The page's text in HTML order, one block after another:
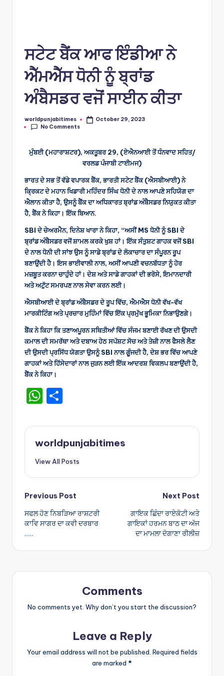
ਸਟੇਟ ਬੈਂਕ ਆਫ ਇੰਡੀਆ ਨੇ
ਐੱਮਐੱਸ ਧੋਨੀ ਨੂੰ ਬ੍ਰਾਂਡ
ਅੰਬੈਸਡਰ ਵਜੋਂ ਸਾਈਨ ਕੀਤਾ
Posted
by
worldpunjabitimes
October 29, 2023
No Comments
ਮੁੰਬਈ (ਮਹਾਰਾਸ਼ਟਰ), ਅਕਤੂਬਰ 29, (ਏਐਨਆਈ ਤੋਂ ਧੰਨਵਾਦ ਸਹਿਤ/
ਵਰਲਡ ਪੰਜਾਬੀ ਟਾਈਮਜ)
ਭਾਰਤ ਦੇ ਸਭ ਤੋਂ ਵੱਡੇ ਵਪਾਰਕ ਬੈਂਕ, ਭਾਰਤੀ ਸਟੇਟ ਬੈਂਕ (ਐਸਬੀਆਈ) ਨੇ
ਕ੍ਰਿਕਟ ਦੇ ਮਹਾਨ ਖਿਡਾਰੀ ਮਹਿੰਦਰ ਸਿੰਘ ਧੋਨੀ ਦੇ ਨਾਲ ਆਪਣੇ ਸਹਿਯੋਗ ਦਾ
ਐਲਾਨ ਕੀਤਾ ਹੈ, ਉਸਨੂੰ ਬੈਂਕ ਦਾ ਅਧਿਕਾਰਤ ਬ੍ਰਾਂਡ ਅੰਬੈਸਡਰ ਨਿਯੁਕਤ ਕੀਤਾ
ਹੈ, ਬੈਂਕ ਨੇ ਕਿਹਾ। ਇੱਕ ਬਿਆਨ.
SBI ਦੇ ਚੇਅਰਮੈਨ, ਦਿਨੇਸ਼ ਖਾਰਾ ਨੇ ਕਿਹਾ, “ਅਸੀਂ MS ਧੋਨੀ ਨੂੰ SBI ਦੇ
ਬ੍ਰਾਂਡ ਅੰਬੈਸਡਰ ਵਜੋਂ ਸ਼ਾਮਲ ਕਰਕੇ ਖੁਸ਼ ਹਾਂ। ਇੱਕ ਸੰਤੁਸ਼ਟ ਗਾਹਕ ਵਜੋਂ SBI
ਦੇ ਨਾਲ ਧੋਨੀ ਦੀ ਸਾਂਝ ਉਸ ਨੂੰ ਸਾਡੇ ਬ੍ਰਾਂਡ ਦੇ ਲੋਕਾਚਾਰ ਦਾ ਸੰਪੂਰਨ ਰੂਪ
ਬਣਾਉਂਦੀ ਹੈ। ਇਸ ਭਾਈਵਾਲੀ ਨਾਲ, ਅਸੀਂ ਆਪਣੀ ਵਚਨਬੱਧਤਾ ਨੂੰ ਹੋਰ
ਮਜ਼ਬੂਤ ​​ਕਰਨਾ ਚਾਹੁੰਦੇ ਹਾਂ। ਦੇਸ਼ ਅਤੇ ਸਾਡੇ ਗਾਹਕਾਂ ਦੀ ਭਰੋਸੇ, ਇਮਾਨਦਾਰੀ
ਅਤੇ ਅਟੁੱਟ ਸਮਰਪਣ ਨਾਲ ਸੇਵਾ ਕਰਨ ਲਈ।
ਐਸਬੀਆਈ ਦੇ ਬ੍ਰਾਂਡ ਅੰਬੈਸਡਰ ਦੇ ਰੂਪ ਵਿੱਚ, ਐਮਐਸ ਧੋਨੀ ਵੱਖ-ਵੱਖ
ਮਾਰਕੀਟਿੰਗ ਅਤੇ ਪ੍ਰਚਾਰ ਮੁਹਿੰਮਾਂ ਵਿੱਚ ਇੱਕ ਪ੍ਰਮੁੱਖ ਭੂਮਿਕਾ ਨਿਭਾਉਣਗੇ।
ਬੈਂਕ ਨੇ ਕਿਹਾ ਕਿ ਤਣਾਅਪੂਰਨ ਸਥਿਤੀਆਂ ਵਿੱਚ ਸੰਜਮ ਬਣਾਈ ਰੱਖਣ ਦੀ ਉਸਦੀ
ਕਮਾਲ ਦੀ ਸਮਰੱਥਾ ਅਤੇ ਦਬਾਅ ਹੇਠ ਸਪੱਸ਼ਟ ਸੋਚ ਅਤੇ ਤੇਜ਼ੀ ਨਾਲ ਫੈਸਲੇ ਲੈਣ
ਦੀ ਉਸਦੀ ਪ੍ਰਸਿੱਧ ਯੋਗਤਾ ਉਸਨੂੰ SBI ਨਾਲ ਗੂੰਜਦੀ ਹੈ, ਦੇਸ਼ ਭਰ ਵਿੱਚ ਆਪਣੇ
ਗਾਹਕਾਂ ਅਤੇ ਹਿੱਸੇਦਾਰਾਂ ਨਾਲ ਜੁੜਨ ਲਈ ਇੱਕ ਆਦਰਸ਼ ਵਿਕਲਪ ਬਣਾਉਂਦੀ ਹੈ,
ਬੈਂਕ ਨੇ ਕਿਹਾ।
W
a
ts
A
p
p
ar
e
worldpunjabitimes
View All Posts
Post
navigation
Previous Post
ਸਫਲ ਹੋਣ ਨਿਬੜਿਆ ਰਾਸ਼ਟਰੀ
ਕਾਵਿ ਸਾਗਰ ਦਾ ਕਵੀ ਦਰਬਾਰ
…..
Next Post
ਗਾਇਕ ਛਿੰਦਾ ਰਾਏਕੋਟੀ ਅਤੇ
ਗਾਇਕਾਂ ਹਰਮਨ ਬਾਠ ਦਾ ਅੱਜ
ਦਾ ਮਾਮਲਾ ਦੋਗਾਣਾ ਰੀਲੀਜ਼
Comments
No comments yet. Why don’t you start the discussion?
Leave a Reply
Your email address will not be published. Required fields
are marked *